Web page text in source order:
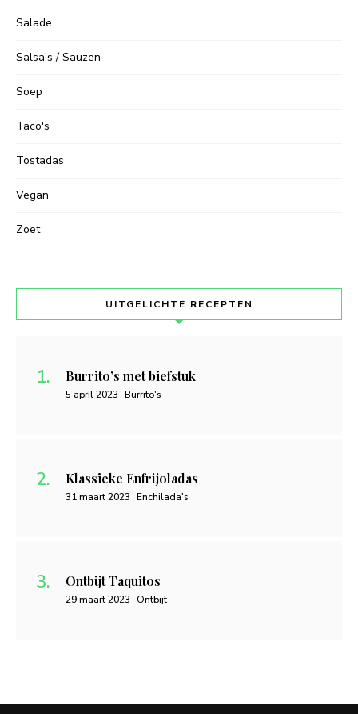
Salade
Salsa's / Sauzen
Soep
Taco's
Tostadas
Vegan
Zoet
UITGELICHTE RECEPTEN
Burrito’s met biefstuk
5 april 2023 Burrito's
Klassieke Enfrijoladas
31 maart 2023 Enchilada's
Ontbijt Taquitos
29 maart 2023 Ontbijt